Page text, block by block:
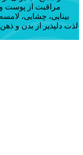
مراقبت از پوست و
بینایی، چشایی،
لذت دلپذیر از بدن و